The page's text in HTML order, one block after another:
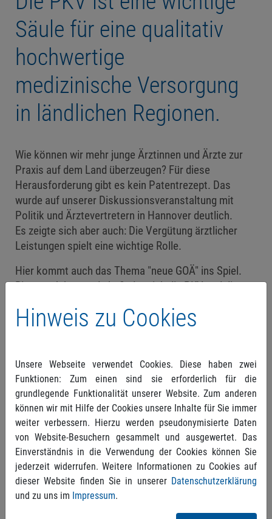
Säule für eine qualitativ
hochwertige
medizinische Versorgung
in ländlichen Regionen.
Wie können wir mehr junge Ärztinnen und Ärzte zur
Praxis auf dem Land überzeugen? Für diese
Herausforderung gibt es kein Patentrezept. Das
wurde auf unserer Diskussionsveranstaltung mit
Politik und Ärztevertretern in Hannover deutlich.
Es zeigte sich aber auch: Die Vergütung ärztlicher
Leistungen spielt eine wichtige Rolle.
Hier kommt auch das Thema "neue GOÄ" ins Spiel.
Bis zum Jahresende befindet sich die PKV und die
Testbetrieb zur neuen GOÄ. Dafür werden 1.500
Lesen Sie den kompletten Artikel hier(inkl.
Aufzeichnung der Veranstaltung).
Den Bericht der ÄrzteZeitung finden Siehier.
Hinweis zu Cookies
Unsere Webseite verwendet Cookies. Diese haben zwei
Funktionen: Zum einen sind sie erforderlich für die
grundlegende Funktionalität unserer Website. Zum anderen
können wir mit Hilfe der Cookies unsere Inhalte für Sie immer
weiter verbessern. Hierzu werden pseudonymisierte Daten
von Website-Besuchern gesammelt und ausgewertet. Das
Einverständnis in die Verwendung der Cookies können Sie
jederzeit widerrufen. Weitere Informationen zu Cookies auf
dieser Website finden Sie in unserer Datenschutzerklärung
und zu uns im Impressum.